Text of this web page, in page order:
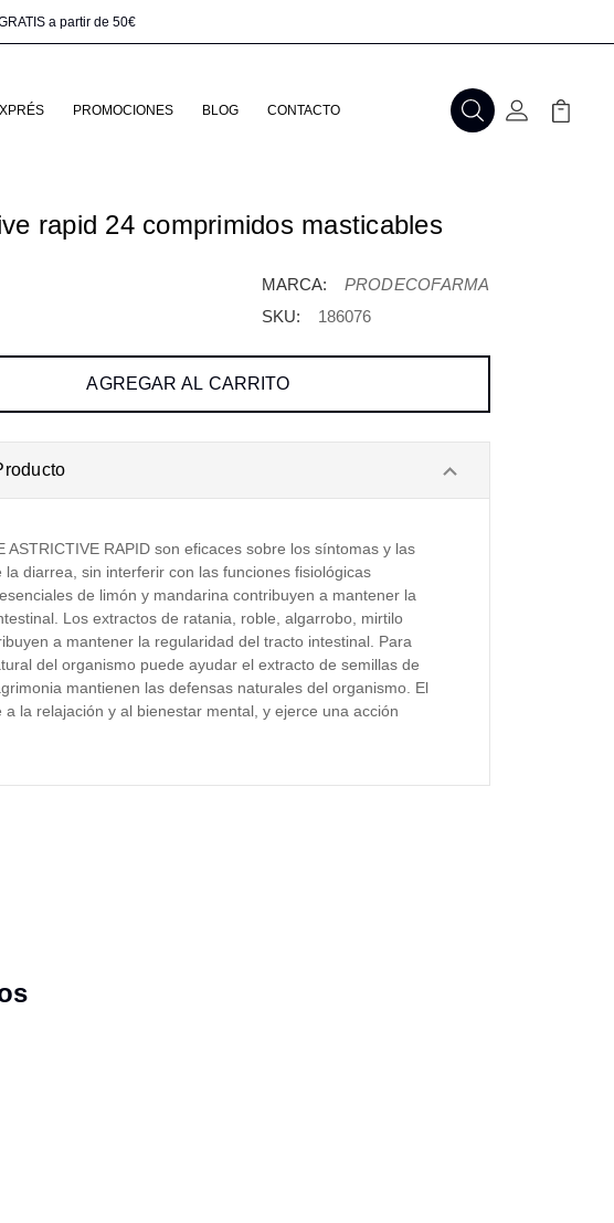
a partir de 50€
PROMOCIONES BLOG CONTACTO BuscarMi Cuenta
Mi
rapid 24 comprimidos masticables
MARCA:
PRODECOFARMA
SKU:
186076
ASTRICTIVE RAPID son eficaces sobre los síntomas y las
diarrea, sin interferir con las funciones fisiológicas
de limón y mandarina contribuyen a mantener la
Los extractos de ratania, roble, algarrobo, mirtilo
a mantener la regularidad del tracto intestinal. Para
del organismo puede ayudar el extracto de semillas de
mantienen las defensas naturales del organismo. El
la relajación y al bienestar mental, y ejerce una acción